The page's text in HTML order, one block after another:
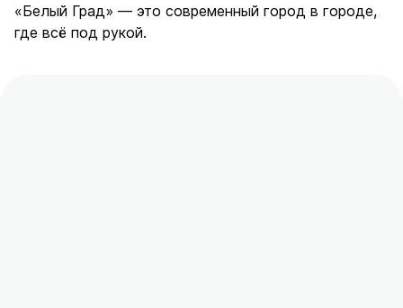
«Белый Град» — это современный город в городе,
где всё под рукой.